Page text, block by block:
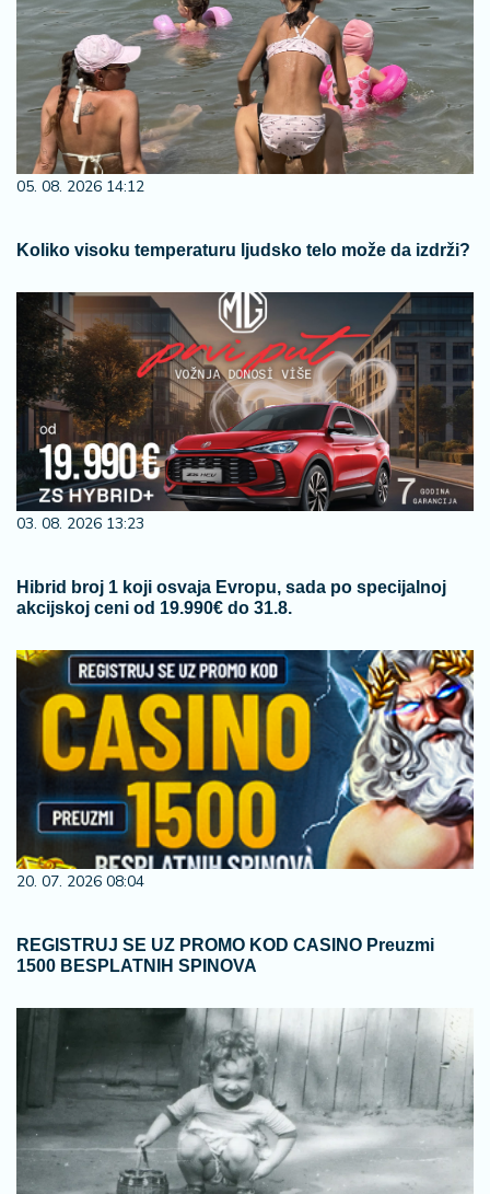
05. 08. 2026 14:12
Koliko visoku temperaturu ljudsko telo može da izdrži?
03. 08. 2026 13:23
Hibrid broj 1 koji osvaja Evropu, sada po specijalnoj
akcijskoj ceni od 19.990€ do 31.8.
20. 07. 2026 08:04
REGISTRUJ SE UZ PROMO KOD CASINO Preuzmi
1500 BESPLATNIH SPINOVA